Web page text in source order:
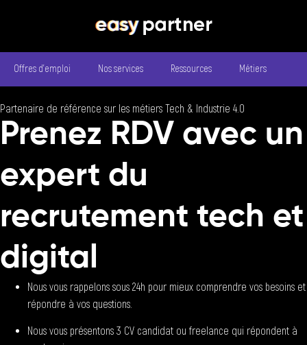
Offres d’emploi Nos services Ressources Métiers
Partenaire de référence sur les métiers Tech & Industrie 4.0
Prenez RDV avec un
expert du
recrutement tech et
digital
Nous vous rappelons sous 24h pour mieux comprendre vos besoins et
répondre à vos questions.
Nous vous présentons 3 CV candidat ou freelance qui répondent à